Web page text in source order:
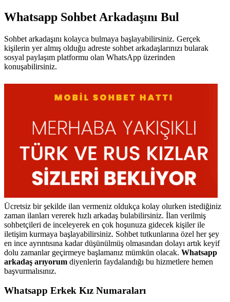
Whatsapp Sohbet Arkadaşını Bul
Sohbet arkadaşını kolayca bulmaya başlayabilirsiniz. Gerçek
kişilerin yer almış olduğu adreste sohbet arkadaşlarınızı bularak
sosyal paylaşım platformu olan WhatsApp üzerinden
konuşabilirsiniz.
Ücretsiz bir şekilde ilan vermeniz oldukça kolay olurken istediğiniz
zaman ilanları vererek hızlı arkadaş bulabilirsiniz. İlan verilmiş
sohbetçileri de inceleyerek en çok hoşunuza gidecek kişiler ile
iletişim kurmaya başlayabilirsiniz. Sohbet tutkunlarına özel her şey
en ince ayrıntısına kadar düşünülmüş olmasından dolayı artık keyif
dolu zamanlar geçirmeye başlamanız mümkün olacak. Whatsapp
arkadaş arıyorum diyenlerin faydalandığı bu hizmetlere hemen
başvurmalısınız.
Whatsapp Erkek Kız Numaraları